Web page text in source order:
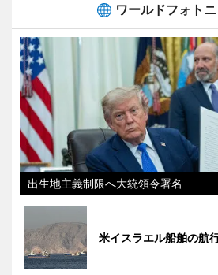
ワールドフォト
出生地主義制限へ大統領令署名
米イスラエル船舶の航